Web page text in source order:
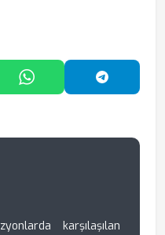
Paylaş
WhatsApp'ta Paylaş
karşılaşılan